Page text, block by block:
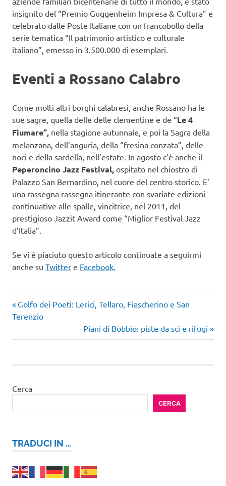
insignito del “Premio Guggenheim Impresa & Cultura” e
celebrato dalle Poste Italiane con un francobollo della
serie tematica “Il patrimonio artistico e culturale
italiano”, emesso in 3.500.000 di esemplari.
Eventi a Rossano Calabro
Come molti altri borghi calabresi, anche Rossano ha le
sue sagre, quella delle delle clementine e de “Le 4
Fiumare”, nella stagione autunnale, e poi la Sagra della
melanzana, dell’anguria, della “fresina conzata”, delle
noci e della sardella, nell’estate. In agosto c’è anche il
Peperoncino Jazz Festival, ospitato nel chiostro di
Palazzo San Bernardino, nel cuore del centro storico. E’
una rassegna rassegna itinerante con svariate edizioni
continuative alle spalle, vincitrice, nel 2011, del
prestigioso Jazzit Award come “Miglior Festival Jazz
d’Italia”.
Se vi è piaciuto questo articolo continuate a seguirmi
anche su Twitter e Facebook.
Navigazione
Articolo
precedente:
Golfo dei Poeti: Lerici, Tellaro, Fiascherino e San
Terenzio
Articolo
successivo:
Piani di Bobbio: piste da sci e rifugi
Cerca
CERCA
TRADUCI IN …